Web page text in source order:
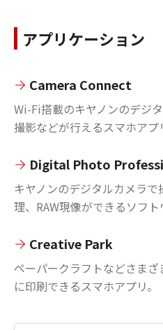
アプリケーション
Camera Connect
Wi-Fi搭載のキヤノンのデジ
撮影などが行えるスマホアプ
Digital Photo
キヤノンのデジタルカメラ
理、RAW現像ができるソフト
Creative Park
ペーパークラフトなどさま
に印刷できるスマホアプリ。